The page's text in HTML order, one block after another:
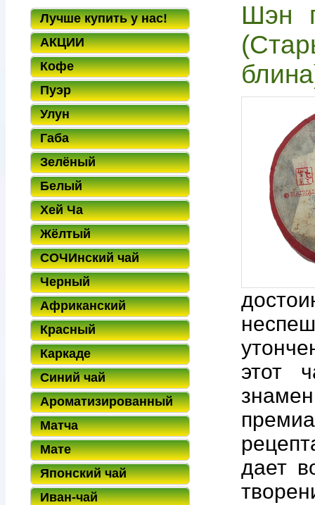
Лучше купить у нас!
АКЦИИ
Кофе
Пуэр
Улун
Габа
Зелёный
Белый
Хей Ча
Жёлтый
СОЧИнский чай
Черный
Африканский
Красный
Каркаде
Синий чай
Ароматизированный
Матча
Мате
Японский чай
Иван-чай
Шэн
этот
дает